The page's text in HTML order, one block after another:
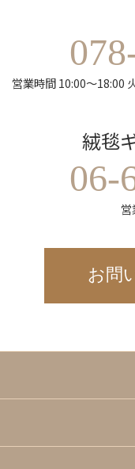
営業時間 10:00～18:00
絨毯
06-
お問